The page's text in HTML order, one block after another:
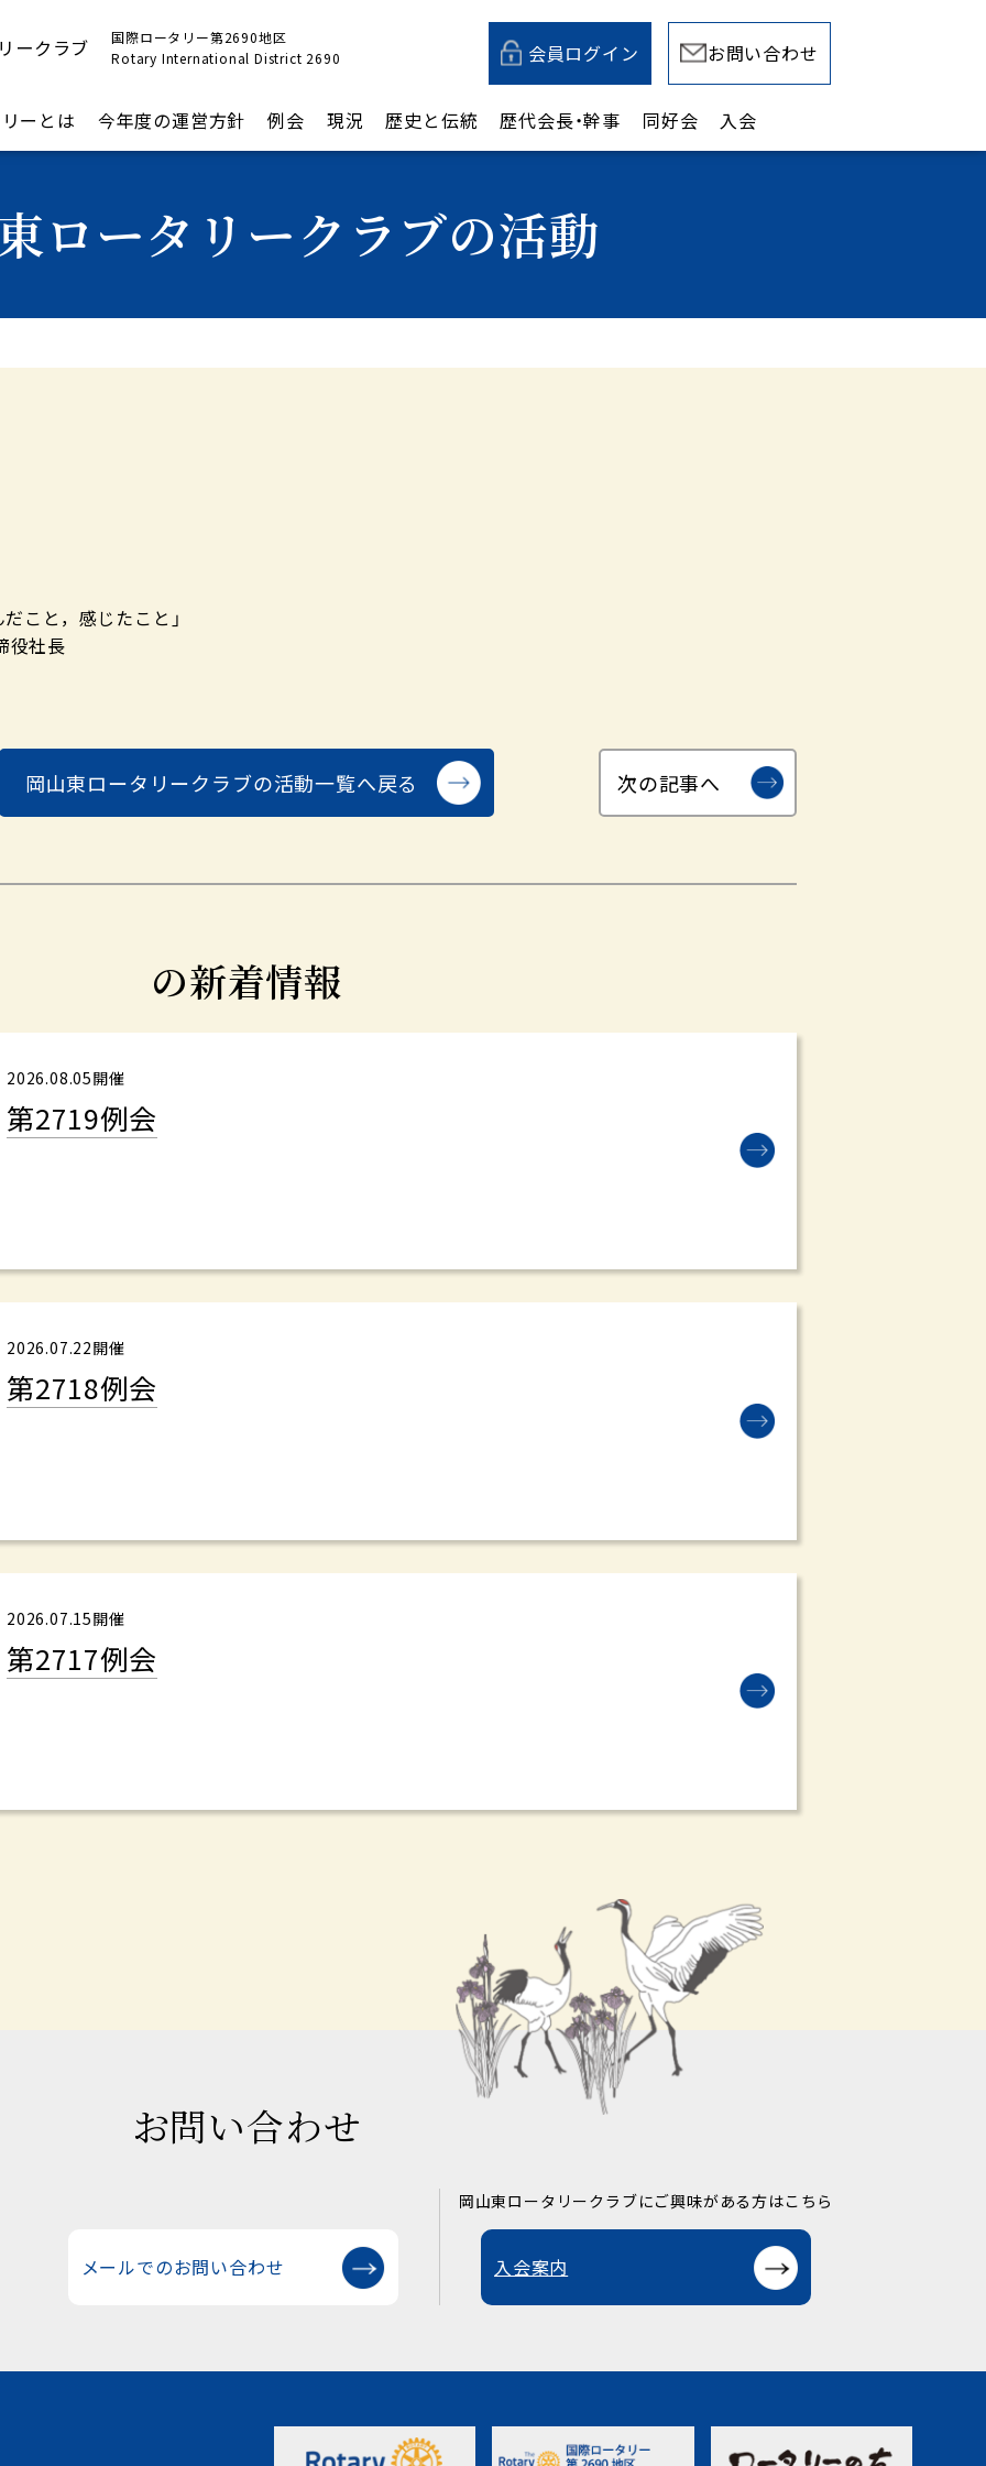
ークラブ
国際ロータリー第2690地区
Rotary International District 2690
会員ログイン お問い合わせ
ーとは 今年度の運営方針 例会 現況 歴史と伝統 歴代会長・幹事 同好会 入会
ロータリークラブの活動
こと，感じたこと」
役社長
岡山東ロータリークラブの活動一覧へ戻る 次の記事へ
の新着情報
2026.08.05開催
第2719例会
2026.07.22開催
第2718例会
2026.07.15開催
第2717例会
お問い合わせ
メールでのお問い合わせ
岡山東ロータリークラブにご興味がある方はこちら
入会案内